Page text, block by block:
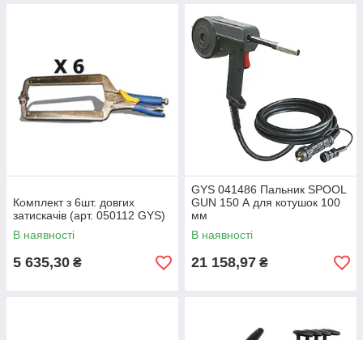
Комплект з 6шт. довгих
затискачів (арт. 050112 GYS)
В наявності
5 635,30 ₴
GYS 041486 Пальник SPOOL
GUN 150 А для котушок 100
мм
В наявності
21 158,97 ₴